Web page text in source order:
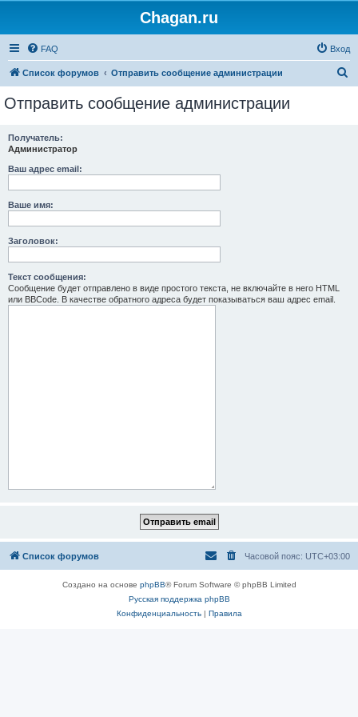
Chagan.ru
FAQ Вход
Список форумов Отправить сообщение администрации
Отправить сообщение администрации
Получатель:
Администратор
Ваш адрес email:
Ваше имя:
Заголовок:
Текст сообщения:
Сообщение будет отправлено в виде простого текста, не включайте в него HTML
или BBCode. В качестве обратного адреса будет показываться ваш адрес email.
Список форумов Часовой пояс: UTC+03:00
Создано на основе phpBB® Forum Software © phpBB Limited
Русская поддержка phpBB
Конфиденциальность| Правила